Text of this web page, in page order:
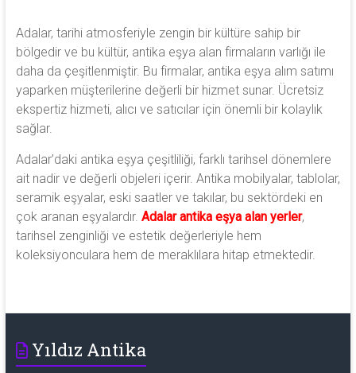
Adalar, tarihi atmosferiyle zengin bir kültüre sahip bir
bölgedir ve bu kültür, antika eşya alan firmaların varlığı ile
daha da çeşitlenmiştir. Bu firmalar, antika eşya alım satımı
yaparken müşterilerine değerli bir hizmet sunar. Ücretsiz
ekspertiz hizmeti, alıcı ve satıcılar için önemli bir kolaylık
sağlar.
Adalar’daki antika eşya çeşitliliği, farklı tarihsel dönemlere
ait nadir ve değerli objeleri içerir. Antika mobilyalar, tablolar,
seramik eşyalar, eski saatler ve takılar, bu sektördeki en
çok aranan eşyalardır. Adalar antika eşya alan yerler,
tarihsel zenginliği ve estetik değerleriyle hem
koleksiyonculara hem de meraklılara hitap etmektedir.
Yıldız Antika